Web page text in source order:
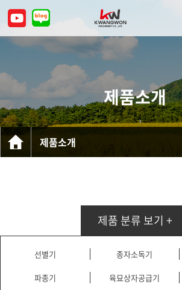
회사소개
제품소개
고객센터
문의하기
제품소개
제품 분류 보기 +
선별기 종자소독기
파종기 육묘상자공급기